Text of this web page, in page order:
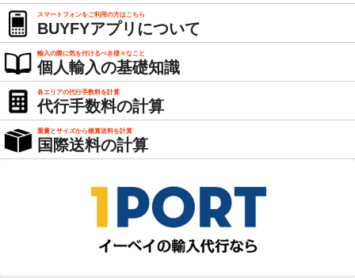
スマートフォンをご利用の方はこちら
BUYFYアプリについて
輸入の際に気を付けるべき様々なこと
個人輸入の基礎知識
各エリアの代行手数料を計算
代行手数料の計算
重量とサイズから概算送料を計算
国際送料の計算